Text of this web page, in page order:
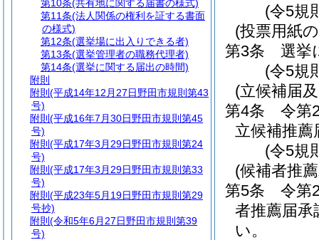
(令5規
(投票用紙
第3条
選挙
(令5規
(立候補届
第4条
令第
立候補推
(令5規
(候補者推
第5条
令第
者推薦届
い。
第10条(共有地に関する届書の様式)
第11条(法人関係の権利を証する書面
の様式)
第12条(選挙場に出入りできる者)
第13条(選挙管理者の職務代理者)
第14条(選挙に関する届出の時間)
附則
附則 (平成14年12月27日野田市規則第43
号)
附則 (平成16年7月30日野田市規則第45
号)
附則 (平成17年3月29日野田市規則第24
号)
附則 (平成17年3月29日野田市規則第33
号)
附則 (平成23年5月19日野田市規則第29
号抄)
附則 (令和5年6月27日野田市規則第39
号)